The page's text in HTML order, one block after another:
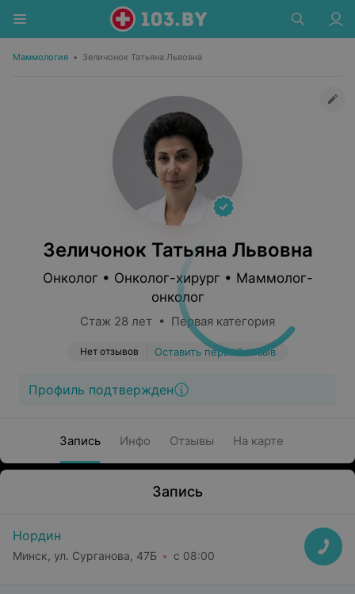
Маммология • Зеличонок Татьяна Львовна
Зеличонок Татьяна Львовна
Онколог • Онколог-хирург • Маммолог-
онколог
Стаж 28 лет • Первая категория
Нет отзывов Оставить первый отзыв
Профиль подтвержден
Запись Инфо Отзывы На карте
Запись
Нордин
Минск, ул. Сурганова, 47Б с 08:00